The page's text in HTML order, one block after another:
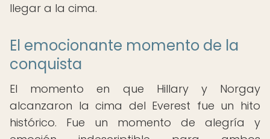
llegar a la cima.
El emocionante momento de la
conquista
El momento en que Hillary y Norgay
alcanzaron la cima del Everest fue un hito
histórico. Fue un momento de alegría y